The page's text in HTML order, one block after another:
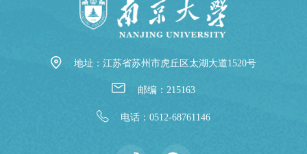
地址：江苏省苏州市虎丘区太湖大道1520号
邮编：215163
电话：0512-68761146